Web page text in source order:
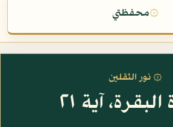
۞محفظتي
۞ نور الثقلين
آية ٢١